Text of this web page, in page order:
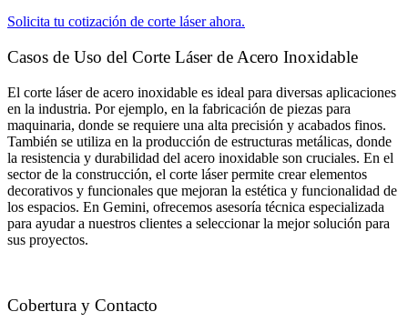
Solicita tu cotización de corte láser ahora.
Casos de Uso del Corte Láser de Acero Inoxidable​
El corte láser de acero inoxidable es ideal para diversas aplicaciones
en la industria. Por ejemplo, en la fabricación de piezas para
maquinaria, donde se requiere una alta precisión y acabados finos.
También se utiliza en la producción de estructuras metálicas, donde
la resistencia y durabilidad del acero inoxidable son cruciales. En el
sector de la construcción, el corte láser permite crear elementos
decorativos y funcionales que mejoran la estética y funcionalidad de
los espacios. En Gemini, ofrecemos asesoría técnica especializada
para ayudar a nuestros clientes a seleccionar la mejor solución para
sus proyectos.
Cobertura y Contacto